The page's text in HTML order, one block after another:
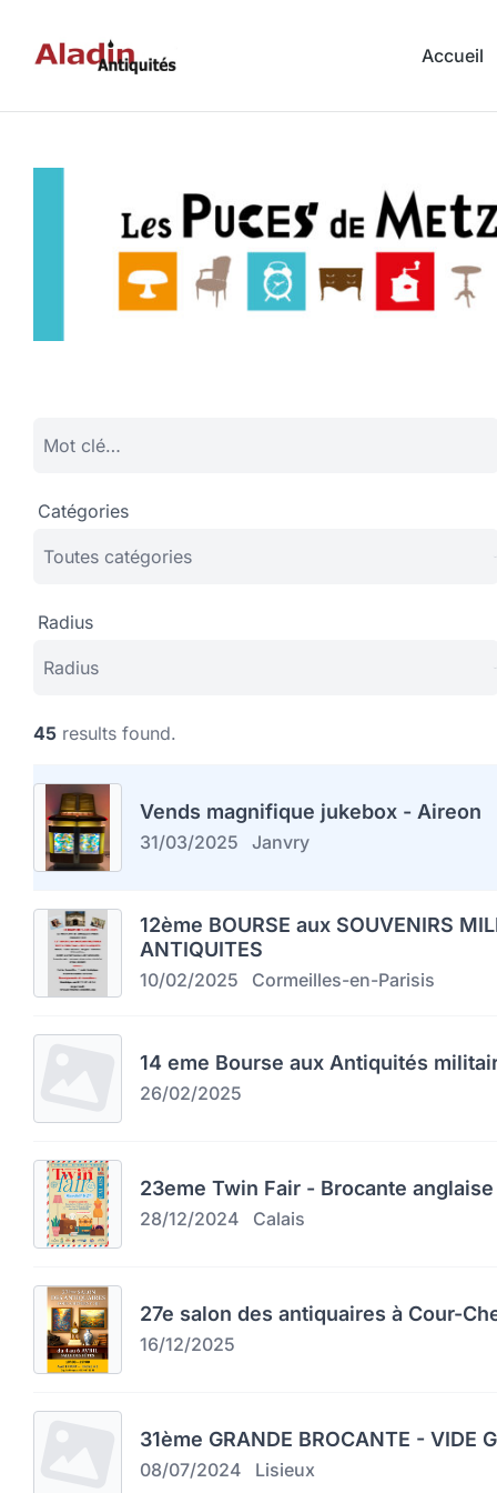
Accueil
Catégories
Radius
45 results found.
Vends magnifique jukebox - Aireon
31/03/2025 Janvry
12ème BOURSE aux SOUVENIRS
ANTIQUITES
10/02/2025 Cormeilles-en-Parisis
14 eme Bourse aux Antiquités
26/02/2025
23eme Twin Fair - Brocante
28/12/2024 Calais
27e salon des antiquaires à Cour-
16/12/2025
31ème GRANDE BROCANTE - VIDE
08/07/2024 Lisieux